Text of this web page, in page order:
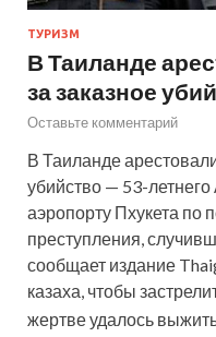
ТУРИЗМ
В Таиланде
за заказное
Оставьте комментарий
В Таиланде
убийство — 53-
аэропорту Пхукета по
преступления,
сообщает издание
казаха, чтобы
жертве удалось